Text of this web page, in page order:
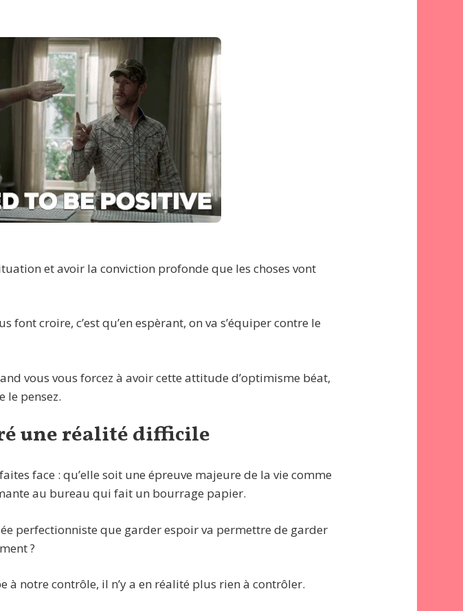
et avoir la conviction profonde que les choses vont
font croire, c’est qu’en espèrant, on va s’équiper contre le
vous vous forcez à avoir cette attitude d’optimisme béat,
le pensez.
une réalité difficile
face : qu’elle soit une épreuve majeure de la vie comme
au bureau qui fait un bourrage papier.
perfectionniste que garder espoir va permettre de garder
?
à notre contrôle, il n’y a en réalité plus rien à contrôler.